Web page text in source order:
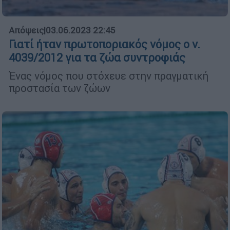
Απόψεις|03.06.2023 22:45
Γιατί ήταν πρωτοποριακός νόμος ο ν.
4039/2012 για τα ζώα συντροφιάς
Ένας νόμος που στόχευε στην πραγματική
προστασία των ζώων